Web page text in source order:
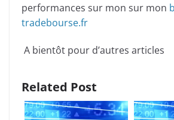
performances sur mon sur mon
tradebourse.fr
A bientôt pour d’autres articles
Related Post